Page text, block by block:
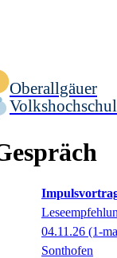
Oberallgäuer
04.11.26 (1-
Sonthofen